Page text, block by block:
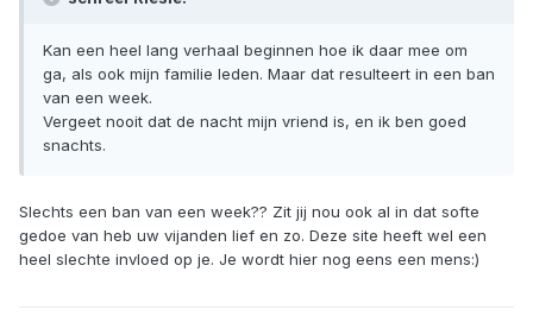
Kan een heel lang verhaal beginnen hoe ik daar mee om
ga, als ook mijn familie leden. Maar dat resulteert in een ban
van een week.
Vergeet nooit dat de nacht mijn vriend is, en ik ben goed
snachts.
Slechts een ban van een week?? Zit jij nou ook al in dat softe
gedoe van heb uw vijanden lief en zo. Deze site heeft wel een
heel slechte invloed op je. Je wordt hier nog eens een mens:)